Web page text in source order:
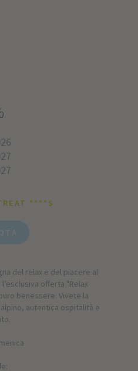
****S
del relax e del piacere al
l’esclusiva offerta "Relax
benessere: Vivete la
autentica ospitalità e